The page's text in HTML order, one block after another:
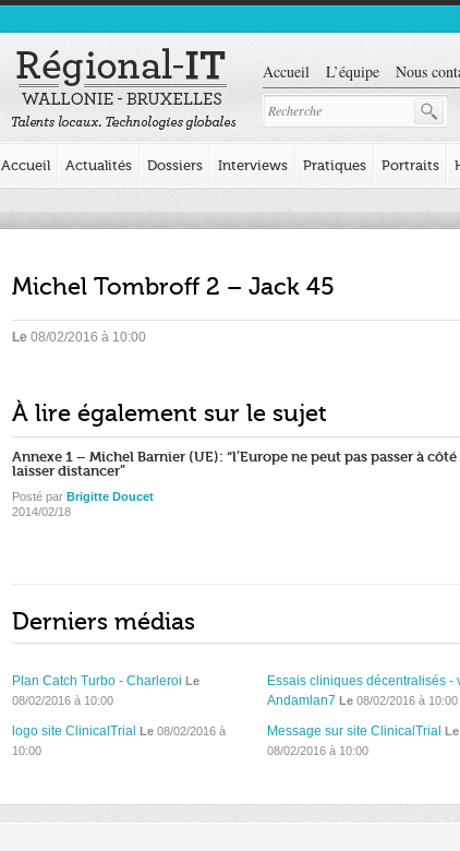
Accueil L’équipe Nous
Accueil Actualités Dossiers Interviews Pratiques Portraits
Michel Tombroff 2 – Jack 45
Le 08/02/2016 à 10:00
À lire également sur le sujet
Annexe 1 – Michel Barnier (UE): “l’Europe ne peut pas passer à côté
laisser distancer”
Posté par Brigitte Doucet
2014/02/18
Derniers médias
Plan Catch Turbo - Charleroi Le
08/02/2016 à 10:00
Essais cliniques décentralisés -
Andamlan7 Le08/02/2016 à 10:00
logo site ClinicalTrial Le 08/02/2016 à
10:00
Message sur site ClinicalTrial Le
08/02/2016 à 10:00